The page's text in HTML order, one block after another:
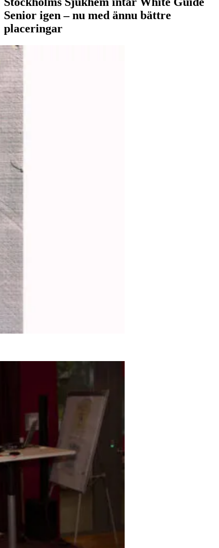
Senior igen – nu med ännu bättre
placeringar